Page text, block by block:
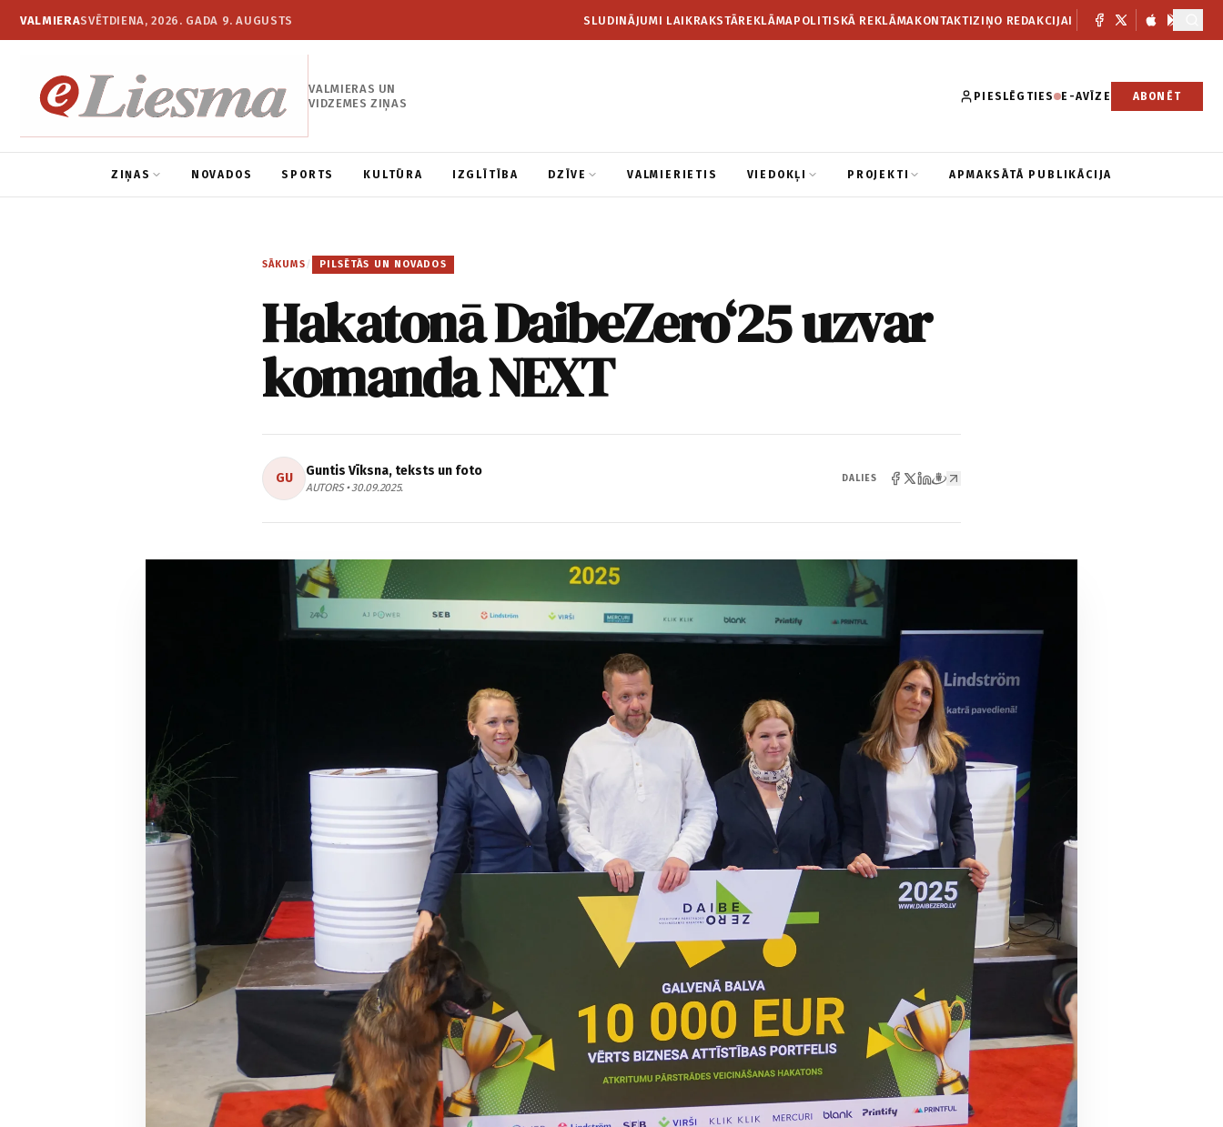
VALMIERASVĒTDIENA, 2026. GADA 9. AUGUSTS SLUDINĀJUMI LAIKRAKSTĀREKLĀMAPOLITISKĀ REKLĀMAKONTAKTIZIŅO REDAKCIJAI
VALMIERAS UN
VIDZEMES ZIŅAS
PIESLĒGTIES E-AVĪZE ABONĒT
ZIŅAS NOVADOS SPORTS KULTŪRA IZGLĪTĪBA DZĪVE VALMIERIETIS VIEDOKĻI PROJEKTI APMAKSĀTĀ PUBLIKĀCIJA
SĀKUMS / PILSĒTĀS UN NOVADOS
Hakatonā DaibeZero‘25 uzvar
komanda NEXT
GU Guntis Vīksna, teksts un foto
AUTORS • 30.09.2025.
DALIES